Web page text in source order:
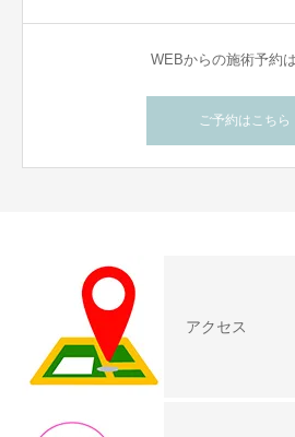
WEBからの施術予約
ご予約はこちら
アクセス